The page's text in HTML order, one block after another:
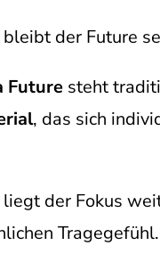
bleibt der Future
Futuresteht
, das sich
liegt der Fokus